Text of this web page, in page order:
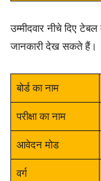
उम्मीदवार नीचे दिए
जानकारी देख सकते हैं।
बोर्ड का नाम
परीक्षा का नाम
आवेदन मोड
वर्ग